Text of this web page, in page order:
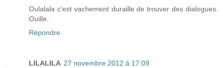
Oulalala c'est vachement duraille de trouver des dialogues.
Ouille.
Répondre
LILALILA 27 novembre 2012 à 17:09